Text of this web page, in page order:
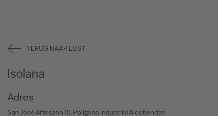
TERUG NAAR LIJST
Isolana
Adres
San José Artesano 18;Poligono Industrial Alcobendas